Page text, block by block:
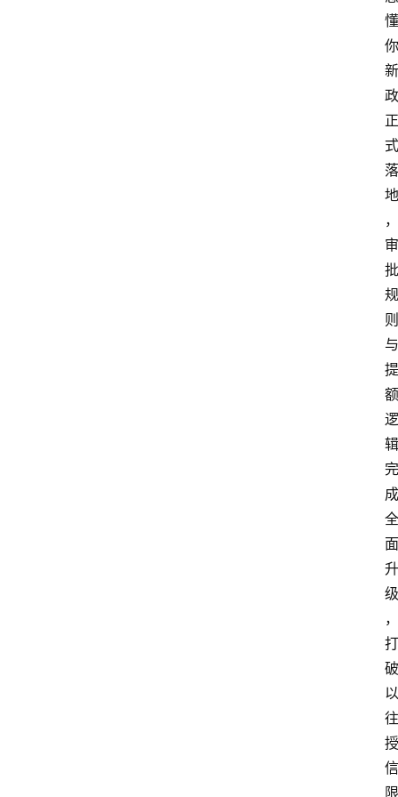
懂
你
新
政
正
式
落
地
，
审
批
规
则
与
提
额
逻
辑
完
成
全
面
升
级
，
打
破
以
往
授
信
限